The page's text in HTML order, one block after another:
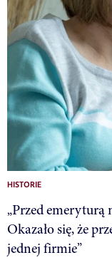
HISTORIE
„Przed emeryturą
Okazało się, że
jednej firmie”